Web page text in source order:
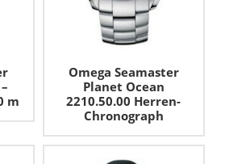
m
Omega Seamaster
Planet Ocean
2210.50.00 Herren-
Chronograph